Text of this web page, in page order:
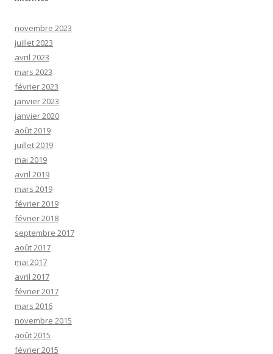
novembre 2023
juillet 2023
avril 2023
mars 2023
février 2023
janvier 2023
janvier 2020
août 2019
juillet 2019
mai 2019
avril 2019
mars 2019
février 2019
février 2018
septembre 2017
août 2017
mai 2017
avril 2017
février 2017
mars 2016
novembre 2015
août 2015
février 2015